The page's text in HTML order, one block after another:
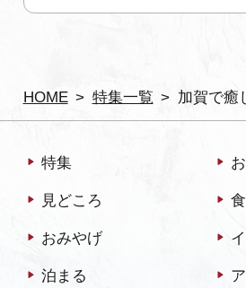
HOME 特集一覧 加賀で癒
特集
見どころ
おみやげ
泊まる